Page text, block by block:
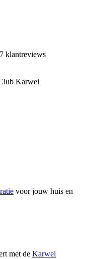
klantreviews
Karwei
voor jouw huis en
met de Karwei